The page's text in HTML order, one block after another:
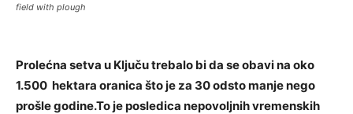
field with plough
Prolećna setva u Ključu trebalo bi da se obavi na oko
1.500 hektara oranica što je za 30 odsto manje nego
prošle godine.To je posledica nepovoljnih vremenskih